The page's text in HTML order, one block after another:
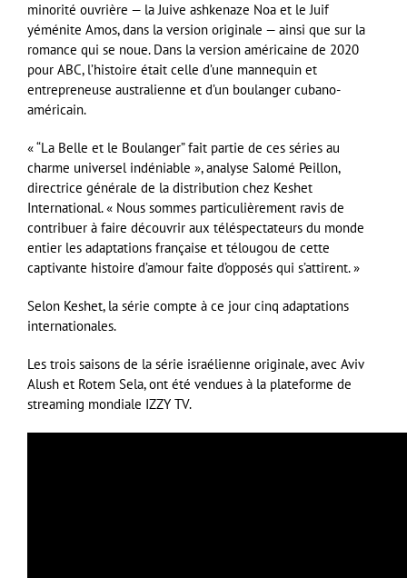
minorité ouvrière — la Juive ashkenaze Noa et le Juif
yéménite Amos, dans la version originale — ainsi que sur la
romance qui se noue. Dans la version américaine de 2020
pour ABC, l’histoire était celle d’une mannequin et
entrepreneuse australienne et d’un boulanger cubano-
américain.
« “La Belle et le Boulanger” fait partie de ces séries au
charme universel indéniable », analyse Salomé Peillon,
directrice générale de la distribution chez Keshet
International. « Nous sommes particulièrement ravis de
contribuer à faire découvrir aux téléspectateurs du monde
entier les adaptations française et télougou de cette
captivante histoire d’amour faite d’opposés qui s’attirent. »
Selon Keshet, la série compte à ce jour cinq adaptations
internationales.
Les trois saisons de la série israélienne originale, avec Aviv
Alush et Rotem Sela, ont été vendues à la plateforme de
streaming mondiale IZZY TV.